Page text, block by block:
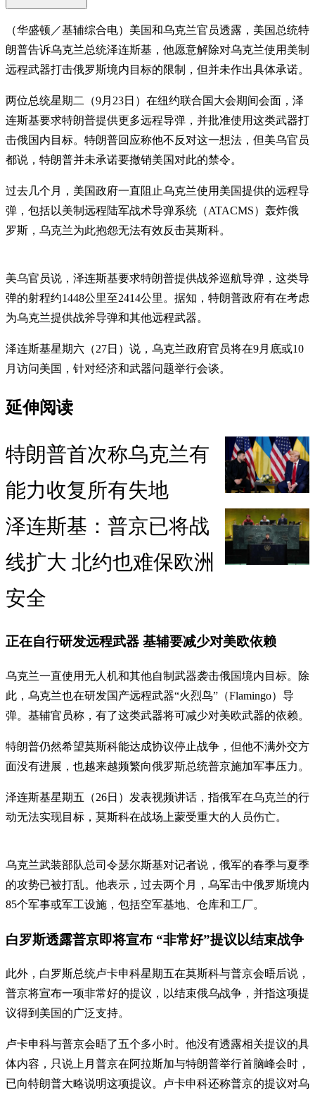
（华盛顿／基辅综合电）美国和乌克兰官员透露，美国总统特
朗普告诉乌克兰总统泽连斯基，他愿意解除对乌克兰使用美制
远程武器打击俄罗斯境内目标的限制，但并未作出具体承诺。
两位总统星期二（9月23日）在纽约联合国大会期间会面，泽
连斯基要求特朗普提供更多远程导弹，并批准使用这类武器打
击俄国内目标。特朗普回应称他不反对这一想法，但美乌官员
都说，特朗普并未承诺要撤销美国对此的禁令。
过去几个月，美国政府一直阻止乌克兰使用美国提供的远程导
弹，包括以美制远程陆军战术导弹系统（ATACMS）轰炸俄
罗斯，乌克兰为此抱怨无法有效反击莫斯科。
美乌官员说，泽连斯基要求特朗普提供战斧巡航导弹，这类导
弹的射程约1448公里至2414公里。据知，特朗普政府有在考虑
为乌克兰提供战斧导弹和其他远程武器。
泽连斯基星期六（27日）说，乌克兰政府官员将在9月底或10
月访问美国，针对经济和武器问题举行会谈。
延伸阅读
特朗普首次称乌克兰有
能力收复所有失地
泽连斯基：普京已将战
线扩大 北约也难保欧洲
安全
正在自行研发远程武器 基辅要减少对美欧依赖
乌克兰一直使用无人机和其他自制武器袭击俄国境内目标。除
此，乌克兰也在研发国产远程武器“火烈鸟”（Flamingo）导
弹。基辅官员称，有了这类武器将可减少对美欧武器的依赖。
特朗普仍然希望莫斯科能达成协议停止战争，但他不满外交方
面没有进展，也越来越频繁向俄罗斯总统普京施加军事压力。
泽连斯基星期五（26日）发表视频讲话，指俄军在乌克兰的行
动无法实现目标，莫斯科在战场上蒙受重大的人员伤亡。
乌克兰武装部队总司令瑟尔斯基对记者说，俄军的春季与夏季
的攻势已被打乱。他表示，过去两个月，乌军击中俄罗斯境内
85个军事或军工设施，包括空军基地、仓库和工厂。
白罗斯透露普京即将宣布 “非常好”提议以结束战争
此外，白罗斯总统卢卡申科星期五在莫斯科与普京会晤后说，
普京将宣布一项非常好的提议，以结束俄乌战争，并指这项提
议得到美国的广泛支持。
卢卡申科与普京会晤了五个多小时。他没有透露相关提议的具
体内容，只说上月普京在阿拉斯加与特朗普举行首脑峰会时，
已向特朗普大略说明这项提议。卢卡申科还称普京的提议对乌